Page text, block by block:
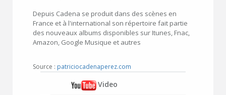
Depuis Cadena se produit dans des scènes en
France et à l'international son répertoire fait partie
des nouveaux albums disponibles sur Itunes, Fnac,
Amazon, Google Musique et autres
Source : patriciocadenaperez.com
Video